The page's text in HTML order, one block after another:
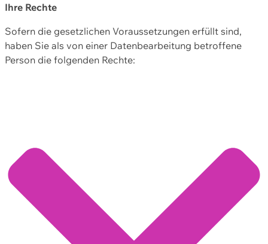
Ihre Rechte
Sofern die gesetzlichen Voraussetzungen erfüllt sind,
haben Sie als von einer Datenbearbeitung betroffene
Person die folgenden Rechte: